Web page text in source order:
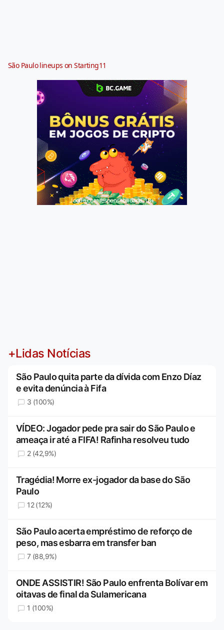
São Paulo lineups on Starting11
Jogue com responsabilidade. 18+
+Lidas Notícias
São Paulo quita parte da dívida com Enzo Díaz
e evita denúncia à Fifa
3 (100%)
VÍDEO: Jogador pede pra sair do São Paulo e
ameaça ir até a FIFA! Rafinha resolveu tudo
2 (42,9%)
Tragédia! Morre ex-jogador da base do São
Paulo
12 (12%)
São Paulo acerta empréstimo de reforço de
peso, mas esbarra em transfer ban
7 (88,9%)
ONDE ASSISTIR! São Paulo enfrenta Bolívar em
oitavas de final da Sulamericana
1 (100%)